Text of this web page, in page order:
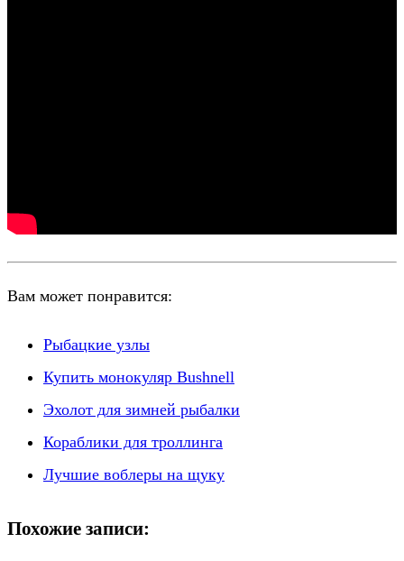
Вам может понравится:
Рыбацкие узлы
Купить монокуляр Bushnell
Эхолот для зимней рыбалки
Кораблики для троллинга
Лучшие воблеры на щуку
Похожие записи: